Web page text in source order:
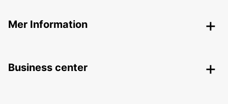
Mer Information
Business center